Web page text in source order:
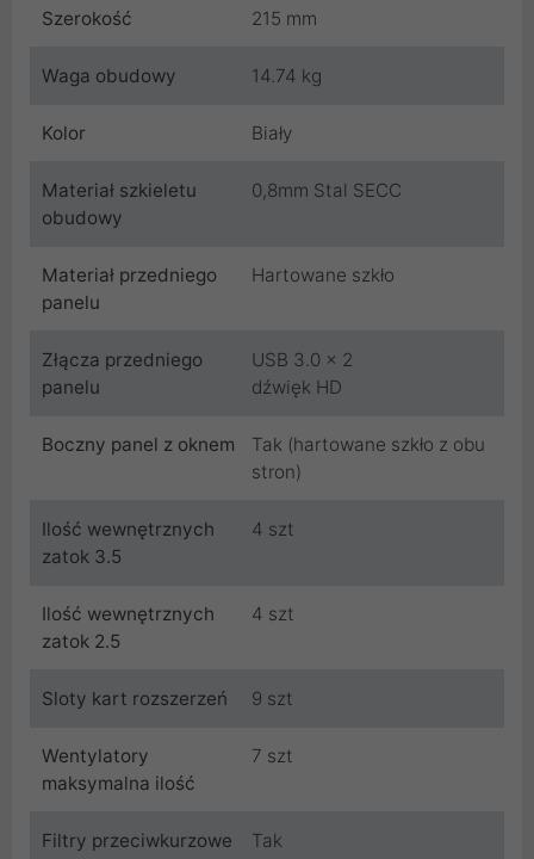
Szerokość 215 mm
Waga obudowy 14.74 kg
Kolor Biały
Materiał szkieletu
obudowy
0,8mm Stal SECC
Materiał przedniego
panelu
Hartowane szkło
Złącza przedniego
panelu
USB 3.0 x 2
dźwięk HD
Boczny panel z oknem
Tak (hartowane szkło z obu
stron)
Ilość wewnętrznych
zatok 3.5
4 szt
Ilość wewnętrznych
zatok 2.5
4 szt
Sloty kart rozszerzeń 9 szt
Wentylatory
maksymalna ilość
7 szt
Filtry przeciwkurzowe Tak